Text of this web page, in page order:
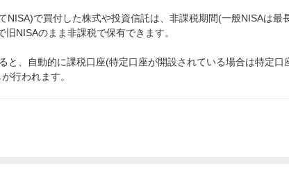
NISA)で買付した株式や投資信託は、非課税期間(一般NISAは最
NISAのまま非課税で保有できます。
と、自動的に課税口座(特定口座が開設されている場合は特定口
行われます。